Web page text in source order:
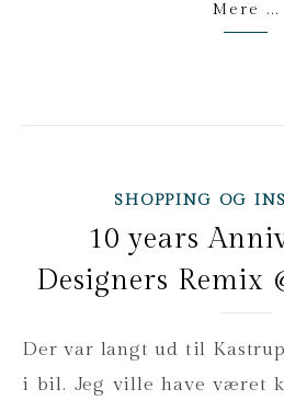
Mere ...
SHOPPING OG
10 years
Designers Remix
Der var langt ud til Kastrup og heldigvis var vi
i bil. Jeg ville have været